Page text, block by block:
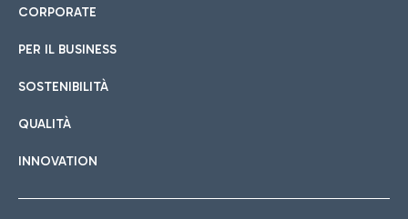
CORPORATE
PER IL BUSINESS
SOSTENIBILITÀ
QUALITÀ
INNOVATION